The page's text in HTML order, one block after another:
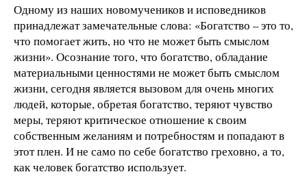
Одному из наших новомучеников и исповедников
принадлежат замечательные слова: «Богатство – это то,
что помогает жить, но что не может быть смыслом
жизни». Осознание того, что богатство, обладание
материальными ценностями не может быть смыслом
жизни, сегодня является вызовом для очень многих
людей, которые, обретая богатство, теряют чувство
меры, теряют критическое отношение к своим
собственным желаниям и потребностям и попадают в
этот плен. И не само по себе богатство греховно, а то,
как человек богатство использует.